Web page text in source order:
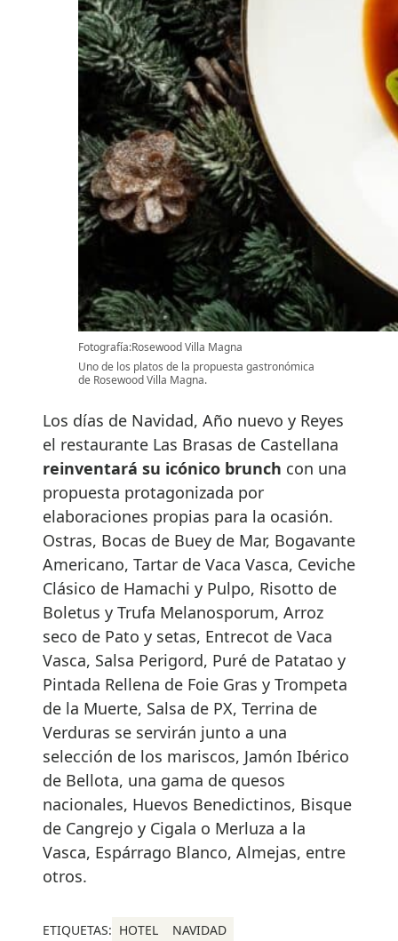
Fotografía:Rosewood Villa Magna
Uno de los platos de la propuesta gastronómica
de Rosewood Villa Magna.
Los días de Navidad, Año nuevo y Reyes
el restaurante Las Brasas de Castellana
reinventará su icónico brunch con una
propuesta protagonizada por
elaboraciones propias para la ocasión.
Ostras, Bocas de Buey de Mar, Bogavante
Americano, Tartar de Vaca Vasca, Ceviche
Clásico de Hamachi y Pulpo, Risotto de
Boletus y Trufa Melanosporum, Arroz
seco de Pato y setas, Entrecot de Vaca
Vasca, Salsa Perigord, Puré de Patatao y
Pintada Rellena de Foie Gras y Trompeta
de la Muerte, Salsa de PX, Terrina de
Verduras se servirán junto a una
selección de los mariscos, Jamón Ibérico
de Bellota, una gama de quesos
nacionales, Huevos Benedictinos, Bisque
de Cangrejo y Cigala o Merluza a la
Vasca, Espárrago Blanco, Almejas, entre
otros.
ETIQUETAS: HOTEL NAVIDAD